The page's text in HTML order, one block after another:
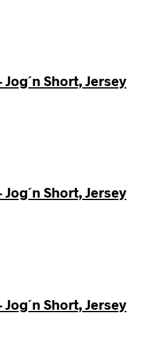
Jog´n Short, Jersey
Jog´n Short, Jersey
Jog´n Short, Jersey